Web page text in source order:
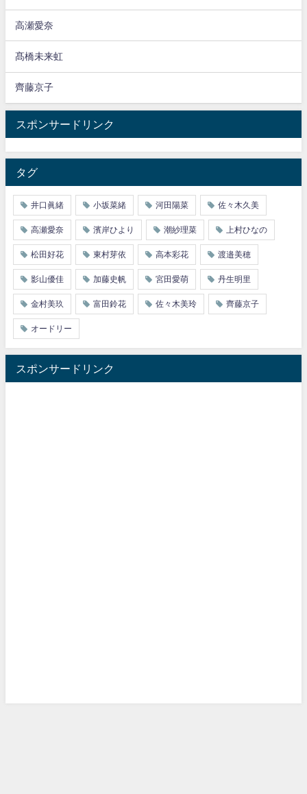
高瀬愛奈
髙橋未来虹
齊藤京子
スポンサードリンク
タグ
井口眞緒 小坂菜緒 河田陽菜 佐々木久美
高瀬愛奈 濱岸ひより 潮紗理菜 上村ひなの
松田好花 東村芽依 高本彩花 渡邉美穂
影山優佳 加藤史帆 宮田愛萌 丹生明里
金村美玖 富田鈴花 佐々木美玲 齊藤京子
オードリー
スポンサードリンク